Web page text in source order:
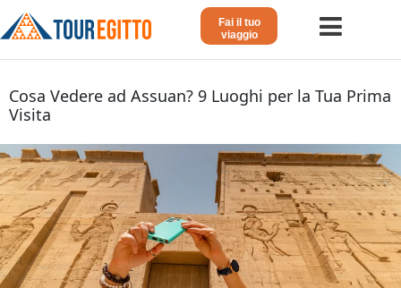
Fai il tuo
viaggio
Viaggio in Egitto
Crociera sul Nilo
Vacanze Lusso in Egitto
Dahabeya Lusso
Egitto Agosto
Cosa Vedere ad Assuan? 9 Luoghi per la Tua Prima
Visita